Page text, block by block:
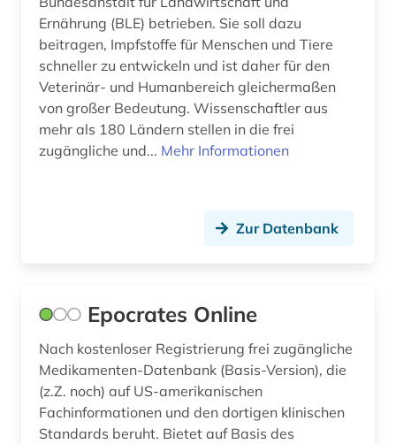
drogen (3)
duftstoff (1)
ejournals (1)
elektronische zeitschrift (7)
energie (1)
englisch (2)
europa (2)
europäische union (3)
Ernährung (BLE) betrieben. Sie soll dazu
beitragen, Impfstoffe für Menschen und Tiere
schneller zu entwickeln und ist daher für den
Veterinär- und Humanbereich gleichermaßen
von großer Bedeutung. Wissenschaftler aus
mehr als 180 Ländern stellen in die frei
zugängliche und... Mehr Informationen
Zur Datenbank
Epocrates Online
Nach kostenloser Registrierung frei zugängliche
Medikamenten-Datenbank (Basis-Version), die
(z.Z. noch) auf US-amerikanischen
Fachinformationen und den dortigen klinischen
Standards beruht. Bietet auf Basis des